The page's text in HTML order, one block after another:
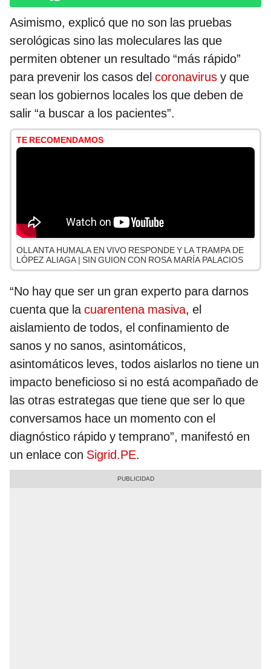
Asimismo, explicó que no son las pruebas
serológicas sino las moleculares las que
permiten obtener un resultado “más rápido”
para prevenir los casos del coronavirus y que
sean los gobiernos locales los que deben de
salir “a buscar a los pacientes”.
TE RECOMENDAMOS
OLLANTA HUMALA EN VIVO RESPONDE Y LA TRAMPA DE
LÓPEZ ALIAGA | SIN GUION CON ROSA MARÍA PALACIOS
“No hay que ser un gran experto para darnos
cuenta que lacuarentena masiva, el
aislamiento de todos, el confinamiento de
sanos y no sanos, asintomáticos,
asintomáticos leves, todos aislarlos no tiene un
impacto beneficioso si no está acompañado de
las otras estrategas que tiene que ser lo que
conversamos hace un momento con el
diagnóstico rápido y temprano”, manifestó en
un enlace con Sigrid.PE.